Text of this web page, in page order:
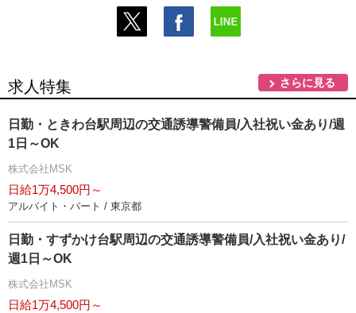
求人特集 さらに見る
日勤・ときわ台駅周辺の交通誘導警備員/入社祝い金あり/週
1日～OK
株式会社MSK
日給1万4,500円～
アルバイト・パート / 東京都
日勤・すずかけ台駅周辺の交通誘導警備員/入社祝い金あり/
週1日～OK
株式会社MSK
日給1万4,500円～